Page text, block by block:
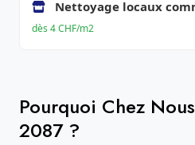
Nettoyage locaux
dès 4 CHF/m2
Pourquoi Chez
2087 ?